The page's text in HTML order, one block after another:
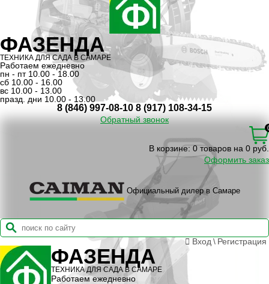
ФАЗЕНДА
ТЕХНИКА ДЛЯ САДА В САМАРЕ
Работаем ежедневно
пн - пт 10.00 - 18.00
сб 10.00 - 16.00
вс 10.00 - 13.00
празд. дни 10.00 - 13.00
8 (846) 997-08-10 8 (917) 108-34-15
Обратный звонок
В корзине: 0 товаров на 0 руб.
Оформить заказ
Официальный дилер в Самаре
Вход \ Регистрация
ФАЗЕНДА
ТЕХНИКА ДЛЯ САДА В САМАРЕ
Работаем ежедневно